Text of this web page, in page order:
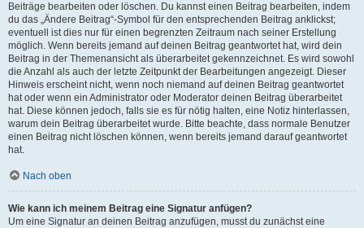
Beiträge bearbeiten oder löschen. Du kannst einen Beitrag bearbeiten, indem
du das „Ändere Beitrag“-Symbol für den entsprechenden Beitrag anklickst;
eventuell ist dies nur für einen begrenzten Zeitraum nach seiner Erstellung
möglich. Wenn bereits jemand auf deinen Beitrag geantwortet hat, wird dein
Beitrag in der Themenansicht als überarbeitet gekennzeichnet. Es wird sowohl
die Anzahl als auch der letzte Zeitpunkt der Bearbeitungen angezeigt. Dieser
Hinweis erscheint nicht, wenn noch niemand auf deinen Beitrag geantwortet
hat oder wenn ein Administrator oder Moderator deinen Beitrag überarbeitet
hat. Diese können jedoch, falls sie es für nötig halten, eine Notiz hinterlassen,
warum dein Beitrag überarbeitet wurde. Bitte beachte, dass normale Benutzer
einen Beitrag nicht löschen können, wenn bereits jemand darauf geantwortet
hat.
Nach oben
Wie kann ich meinem Beitrag eine Signatur anfügen?
Um eine Signatur an deinen Beitrag anzufügen, musst du zunächst eine